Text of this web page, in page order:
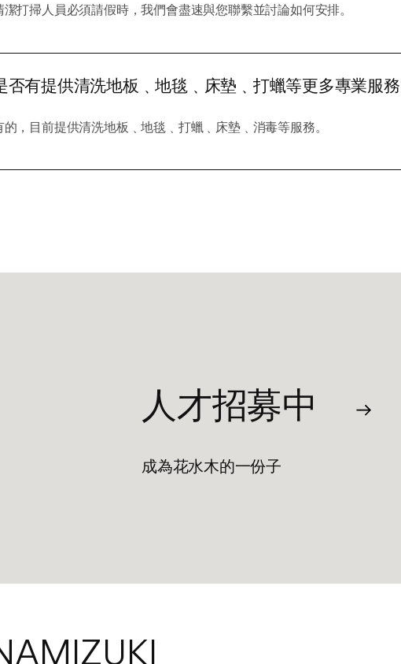
潔打掃人員必須請假時，我們會盡速與您聯繫並討論如何安排。
否有提供清洗地板﹑地毯﹑床墊﹑打蠟等更多專業服
的，目前提供清洗地板﹑地毯﹑打蠟﹑床墊﹑消毒等服務。
人才招募中
成為花水木的一份子